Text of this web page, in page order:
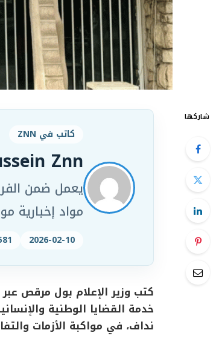
شاركها
كاتب في ZNN
Znn
مواد إخبارية
2026-02-10
كتب وزير الإعلام بول مرقص
خدمة القضايا الوطنية
نداف، في مواكبة الأزمات